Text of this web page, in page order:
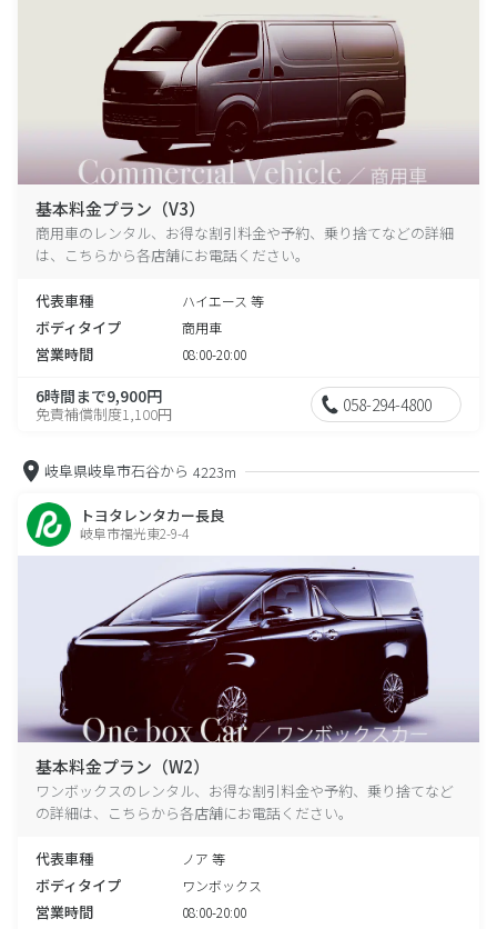
基本料金プラン（V3）
商用車のレンタル、お得な割引料金や予約、乗り捨てなどの詳細
は、こちらから各店舗にお電話ください。
代表車種 ハイエース 等
ボディタイプ 商用車
営業時間 08:00-20:00
6時間まで9,900円
免責補償制度1,100円 058-294-4800
岐阜県岐阜市石谷から 4223m
トヨタレンタカー長良
岐阜市福光東2-9-4
基本料金プラン（W2）
ワンボックスのレンタル、お得な割引料金や予約、乗り捨てなど
の詳細は、こちらから各店舗にお電話ください。
代表車種 ノア 等
ボディタイプ ワンボックス
営業時間 08:00-20:00